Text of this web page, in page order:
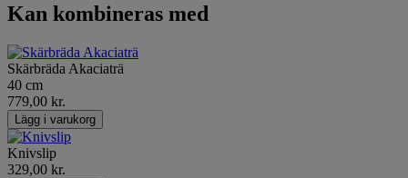
Kan kombineras med
Skärbräda Akaciaträ
40 cm
779,00 kr.
Lägg i varukorg
Knivslip
329,00 kr.